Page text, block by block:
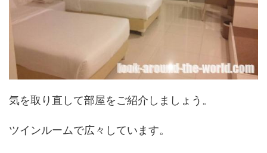
気を取り直して部屋をご紹介しましょう。
ツインルームで広々しています。